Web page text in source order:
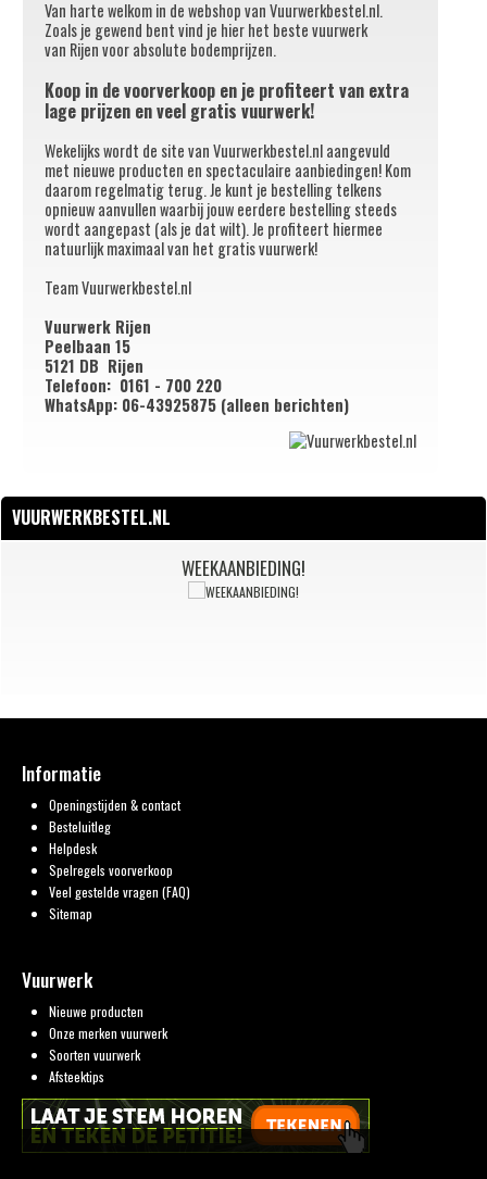
Van harte welkom in de webshop van Vuurwerkbestel.nl.
Zoals je gewend bent vind je hier het beste vuurwerk
van Rijen voor absolute bodemprijzen.
Koop in de voorverkoop en je profiteert van extra
lage prijzen en veel gratis vuurwerk!
Wekelijks wordt de site van Vuurwerkbestel.nl aangevuld
met nieuwe producten en spectaculaire aanbiedingen! Kom
daarom regelmatig terug. Je kunt je bestelling telkens
opnieuw aanvullen waarbij jouw eerdere bestelling steeds
wordt aangepast (als je dat wilt). Je profiteert hiermee
natuurlijk maximaal van het gratis vuurwerk!
Team Vuurwerkbestel.nl
Vuurwerk Rijen
Peelbaan 15
5121 DB Rijen
Telefoon: 0161 - 700 220
WhatsApp: 06-43925875 (alleen berichten)
VUURWERKBESTEL.NL
WEEKAANBIEDING!
Informatie
Openingstijden & contact
Besteluitleg
Helpdesk
Spelregels voorverkoop
Veel gestelde vragen (FAQ)
Sitemap
Vuurwerk
Nieuwe producten
Onze merken vuurwerk
Soorten vuurwerk
Afsteektips